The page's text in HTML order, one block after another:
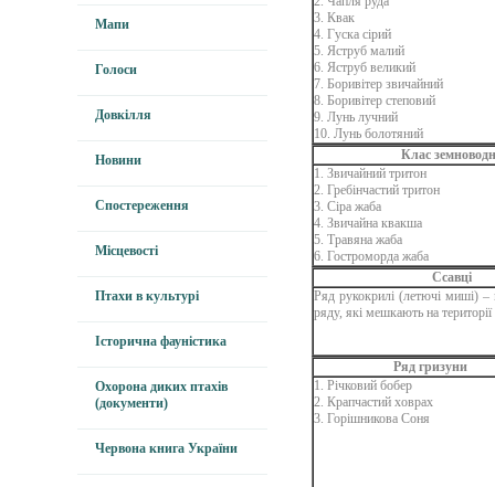
Мапи
Голоси
Довкілля
Новини
Спостереження
Місцевості
Птахи в культурі
Історична фауністика
Охорона диких птахів
(документи)
Червона книга України
3. Квак
4. Гуска сірий
5. Яструб малий
6. Яструб великий
7. Боривітер звичайний
8. Боривітер степовий
9. Лунь лучний
10. Лунь болотяний
Клас
1. Звичайний тритон
2. Гребінчастий тритон
3. Сіра жаба
4. Звичайна квакша
5. Травяна жаба
6. Гостроморда жаба
Ссавці
Ряд рукокрилі (летючі миші) –
ряду, які мешкають на території
Ряд гризуни
1. Річковий бобер
2. Крапчастий ховрах
3. Горішникова Соня